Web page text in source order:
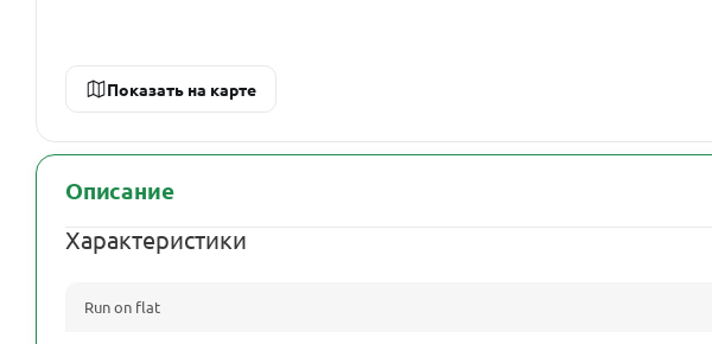
Показать на карте
Описание
Характеристики
Run on flat